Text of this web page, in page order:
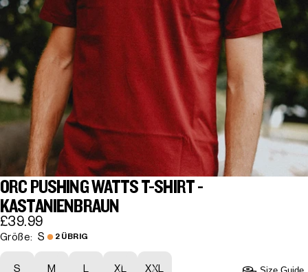
ORC PUSHING WATTS T-SHIRT -
KASTANIENBRAUN
£39.99
Größe: S 2 ÜBRIG
S M L XL XXL